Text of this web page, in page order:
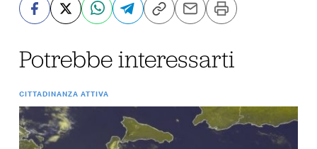
Potrebbe interessarti
CITTADINANZA ATTIVA